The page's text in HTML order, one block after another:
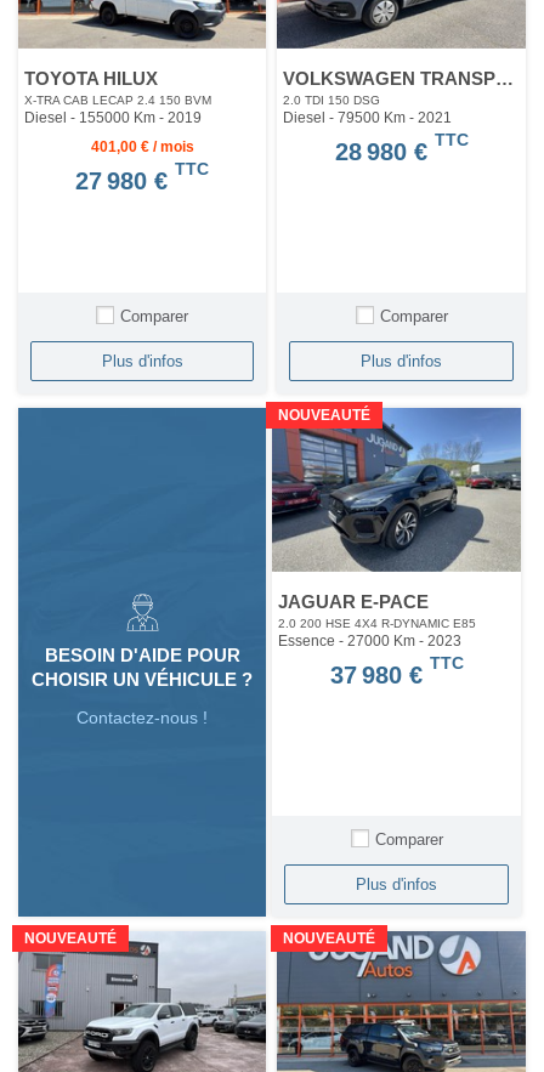
TOYOTA HILUX
X-TRA CAB LECAP 2.4 150 BVM
Diesel - 155000 Km - 2019
401,00 € / mois
27 980 € TTC
Comparer
Plus d'infos
VOLKSWAGEN TRANSPORTER
2.0 TDI 150 DSG
Diesel - 79500 Km- 2021
28 980 € TTC
Comparer
Plus d'infos
BESOIN D'AIDE POUR
CHOISIR UN VÉHICULE ?
Contactez-nous !
NOUVEAUTÉ
JAGUAR E-PACE
2.0 200 HSE 4X4 R-DYNAMIC E85
Essence - 27000 Km- 2023
37 980 € TTC
Comparer
Plus d'infos
NOUVEAUTÉ NOUVEAUTÉ